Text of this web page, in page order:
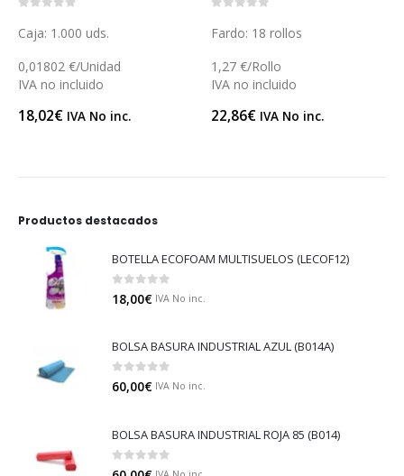
Fardo: 18 rollos
1,27 €/Rollo
IVA no incluido
22,86 € IVA No inc.
Fardo: 6 uds.
4,35 €/Unidad
IVA no incluido
26,10 € IVA No inc.
Productos destacados
BOTELLA ECOFOAM MULTISUELOS (LECOF12)
0 out of 5
18,00€ IVA No inc.
BOLSA BASURA INDUSTRIAL AZUL (B014A)
0out of 5
60,00€ IVA No inc.
BOLSA BASURA INDUSTRIAL ROJA 85 (B014)
0out of 5